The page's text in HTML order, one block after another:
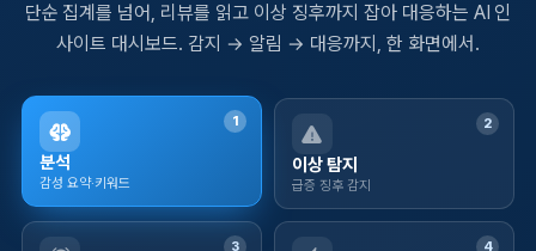
단순 집계를 넘어, 리뷰를 읽고 이상 징후까지 잡아 대응하는 AI 인
사이트 대시보드. 감지 → 알림 → 대응까지, 한 화면에서.
분석
감성 요약·키워드
이상 탐지
급증 징후 감지